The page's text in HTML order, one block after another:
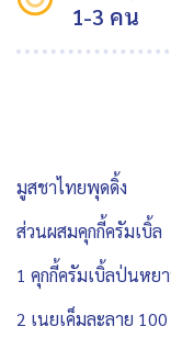
1-3 คน
มูสชาไทยพุดดิ้ง
ส่วนผสมคุกกี้ครัมเบิ้ล
1 คุกกี้ครัมเบิ้ลป่นหย
2 เนยเค็มละลาย